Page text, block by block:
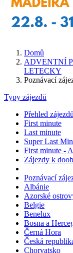
Domů
ADVENTNÍ
LETECKY
Poznávací
Typy zájezdů
Přehled zájezdů
First minute
Last minute
Super Last
First minute -
Zájezdy k
Poznávací
Albánie
Azorské
Belgie
Benelux
Bosna a
Černá Hora
Česká
Chorvatsko